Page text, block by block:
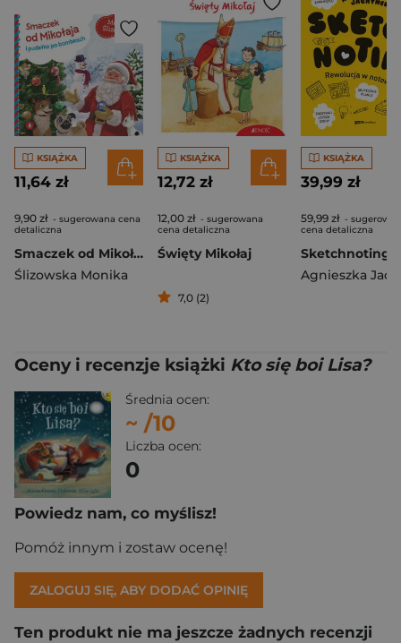
KSIĄŻKA
11,64 zł
9,90 zł - sugerowana cena
detaliczna
Smaczek od Mikołaja i pudełko po bombkach
Ślizowska Monika
KSIĄŻKA
12,72 zł
12,00 zł - sugerowana
cena detaliczna
Święty Mikołaj
7,0 (2)
KSIĄŻKA
39,99 zł
59,99 zł -
cena detaliczna
Oceny i recenzje książki Kto się boi Lisa?
Średnia ocen:
~ /10
Liczba ocen:
0
Powiedz nam, co myślisz!
Pomóż innym i zostaw ocenę!
ZALOGUJ SIĘ, ABY DODAĆ OPINIĘ
Ten produkt nie ma jeszcze żadnych recenzji